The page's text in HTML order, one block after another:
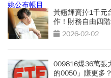
黃鐙輝賣掉1千元
作！財務自由四
230萬2026-02-02
009816爆36萬張
的0050」賺更多